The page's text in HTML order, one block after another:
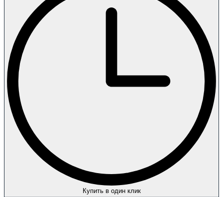
Купить в один клик